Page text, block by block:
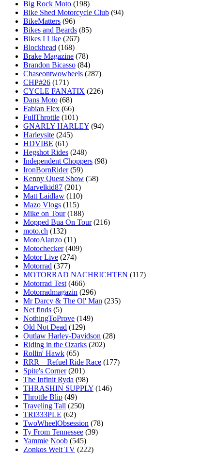
Big Rock Moto (198)
Bike Shed Motorcycle Club (94)
BikeMatters (96)
Bikes and Beards (85)
Bikes I Like (267)
Blockhead (168)
Brake Magazine (78)
Brandon Bicasso (84)
Chaseontwowheels (287)
CHP#26 (171)
CYCLE FANATIX (226)
Dans Moto (68)
Fabian Flex (66)
FullThrottle (101)
GNARLY HARLEY (94)
Harleysite (245)
HDVIBE (61)
Hegshot Rides (248)
Independent Choppers (98)
IronBornRider (59)
Kenny Quest Show (58)
Marvelkid87 (201)
Matt Laidlaw (110)
Mazo Vlogs (115)
Mike on Tour (188)
Mopped Bua On Tour (216)
moto.ch (132)
MotoAlanzo (11)
Motochecker (409)
Motor Live (274)
Motorrad (377)
MOTORRAD NACHRICHTEN (117)
Motorrad Test (466)
Motorradmagazin (296)
Mr Darcy & The Ol' Man (235)
Net finds (5)
NothingToProve (149)
Old Not Dead (129)
Outlaw Harley-Davidson (28)
Riding in the Ozarks (202)
Rollin' Hawk (65)
RRR – Refuel Ride Race (177)
Spite's Corner (201)
The Infinit Ryda (98)
THRASHIN SUPPLY (146)
Throttle Blip (49)
Traveling Tall (250)
TRI333PLE (62)
TwoWheelObsession (78)
Ty From Tennessee (39)
Yammie Noob (545)
Zonkos Welt TV (222)